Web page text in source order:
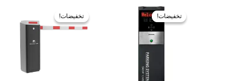
تخفيضات!
تخفيضات!
السعر
الأصلي
هو:
7.500,00 ر.س.
تخفيضات!
تخفيضات!
هو:
4.500,00 ر.س.
هو: